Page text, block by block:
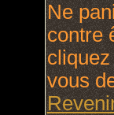
Ne
contre
vous